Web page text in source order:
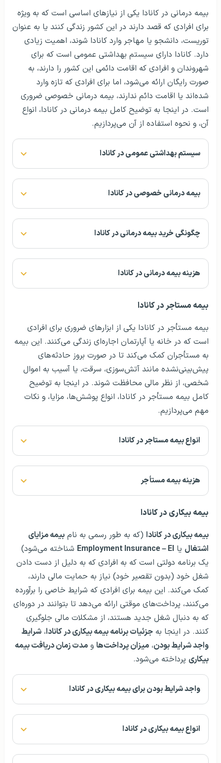
بیمه درمانی در کانادا یکی از نیازهای اساسی است که به ویژه
برای افرادی که قصد دارند در این کشور زندگی کنند یا به عنوان
توریست، دانشجو یا مهاجر وارد کانادا شوند، اهمیت زیادی
دارد. کانادا دارای سیستم بهداشتی عمومی است که برای
شهروندان و افرادی که اقامت دائمی این کشور را دارند، به
صورت رایگان ارائه می‌شود، اما برای افرادی که تازه وارد
شده‌اند یا اقامت دائم ندارند، بیمه درمانی خصوصی ضروری
است. در اینجا به توضیح کامل بیمه درمانی در کانادا، انواع
آن، و نحوه استفاده از آن می‌پردازیم.
سیستم بهداشتی عمومی در کانادا
بیمه درمانی خصوصی در کانادا
چگونگی خرید بیمه درمانی در کانادا
هزینه بیمه درمانی در کانادا
بیمه مستاجر در کانادا
بیمه مستأجر در کانادا یکی از ابزارهای ضروری برای افرادی
است که در خانه یا آپارتمان اجاره‌ای زندگی می‌کنند. این بیمه
به مستأجران کمک می‌کند تا در صورت بروز حادثه‌های
پیش‌بینی‌نشده مانند آتش‌سوزی، سرقت، یا آسیب به اموال
شخصی، از نظر مالی محافظت شوند. در اینجا به توضیح
کامل بیمه مستأجر در کانادا، انواع پوشش‌ها، مزایا، و نکات
مهم می‌پردازیم.
انواع بیمه مستاجر در کانادا
هزینه بیمه مستأجر
بیمه بیکاری در کانادا
بیمه بیکاری در کانادا (که به طور رسمی به نام بیمه مزایای
اشتغال یا Employment Insurance – EI شناخته می‌شود)
یک برنامه دولتی است که به افرادی که به دلیل از دست دادن
شغل خود (بدون تقصیر خود) نیاز به حمایت مالی دارند،
کمک می‌کند. این بیمه برای افرادی که شرایط خاصی را برآورده
می‌کنند، پرداخت‌های موقتی ارائه می‌دهد تا بتوانند در دوره‌ای
که به دنبال شغل جدید هستند، از مشکلات مالی جلوگیری
کنند. در اینجا به جزئیات برنامه بیمه بیکاری در کانادا، شرایط
واجد شرایط بودن، میزان پرداخت‌ها و مدت زمان دریافت بیمه
بیکاری پرداخته می‌شود.
واجد شرایط بودن برای بیمه بیکاری در کانادا
انواع بیمه بیکاری در کانادا